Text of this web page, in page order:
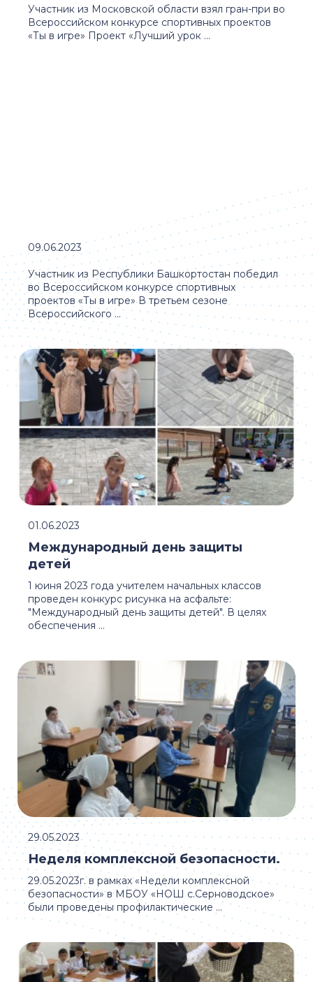
Участник из Московской области взял гран-при во
Всероссийском конкурсе спортивных проектов
«Ты в игре» Проект «Лучший урок ...
Участник из Республики Башкортостан победил
во Всероссийском конкурсе спортивных
проектов «Ты в игре» В третьем сезоне
Всероссийского ...
09.06.2023
1 юиня 2023 года учителем начальных классов
проведен конкурс рисунка на асфальте:
"Международный день защиты детей". В целях
обеспечения ...
Международный день защиты
детей
01.06.2023
29.05.2023г. в рамках «Недели комплексной
безопасности» в МБОУ «НОШ с.Серноводское»
были проведены профилактические ...
Неделя комплексной безопасности.
29.05.2023